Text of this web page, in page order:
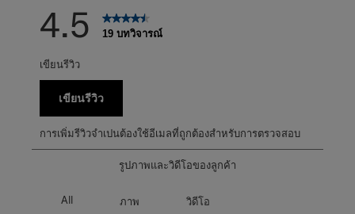
4.5 19 บทวิจารณ์
เขียนรีวิว
เขียนรีวิว
การเพิ่มรีวิวจำเปนต้องใช้อีเมลที่ถูกต้องสำหรับการตรวจสอบ
รูปภาพและวิดีโอของลูกค้า